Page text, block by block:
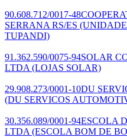
90.608.712/0017-48
SERRANA RS/ES
TUPANDI)
91.362.590/0075-94SOLAR
LTDA (LOJAS SOLAR)
29.908.273/0001-10DU
(DU SERVICOS
30.356.089/0001-94ESCOLA
LTDA (ESCOLA BOM DE